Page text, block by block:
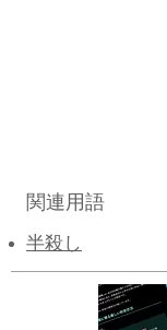
関連用語
半殺し